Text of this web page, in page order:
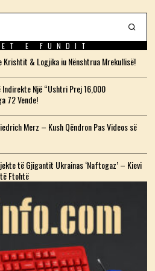
E FUNDIT
Krishtit & Logjika iu Nënshtrua Mrekullisë!
Indirekte Një “Ushtri Prej 16,000
72 Vende!
Merz – Kush Qëndron Pas Videos së
të Gjigantit Ukrainas ‘Naftogaz’ – Kievi
Ftohtë